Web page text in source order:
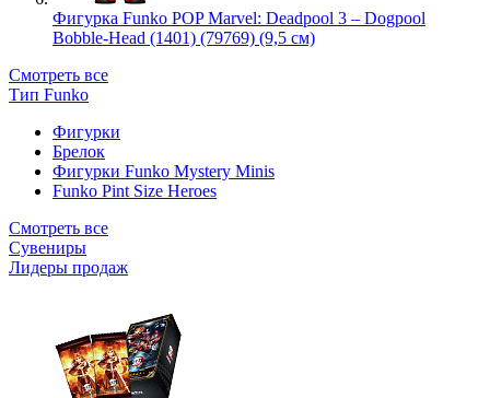
Фигурка Funko POP Marvel: Deadpool 3 – Dogpool
Bobble-Head (1401) (79769) (9,5 см)
Смотреть все
Тип Funko
Фигурки
Брелок
Фигурки Funko Mystery Minis
Funko Pint Size Heroes
Смотреть все
Сувениры
Лидеры продаж